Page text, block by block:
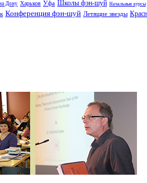
Дону Харьков Уфа Школы фэн-шуй Начальные курсы
Конференция фэн-шуй Летящие звезды